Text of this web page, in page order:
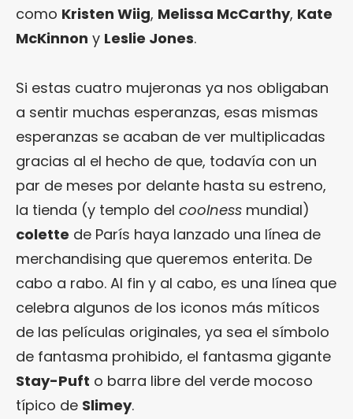
como Kristen Wiig, Melissa McCarthy, Kate
McKinnon y Leslie Jones.
Si estas cuatro mujeronas ya nos obligaban
a sentir muchas esperanzas, esas mismas
esperanzas se acaban de ver multiplicadas
gracias al el hecho de que, todavía con un
par de meses por delante hasta su estreno,
la tienda (y templo del coolness mundial)
colette de París haya lanzado una línea de
merchandising que queremos enterita. De
cabo a rabo. Al fin y al cabo, es una línea que
celebra algunos de los iconos más míticos
de las películas originales, ya sea el símbolo
de fantasma prohibido, el fantasma gigante
Stay-Puft o barra libre del verde mocoso
típico de Slimey.